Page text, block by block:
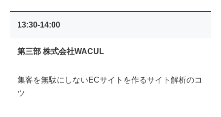
13:30-14:00
第三部 株式会社WACUL
集客を無駄にしないECサイトを作るサイト解析のコ
ツ